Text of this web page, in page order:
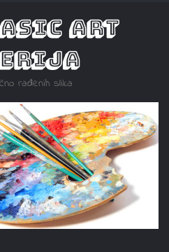
ART
rađenih slika